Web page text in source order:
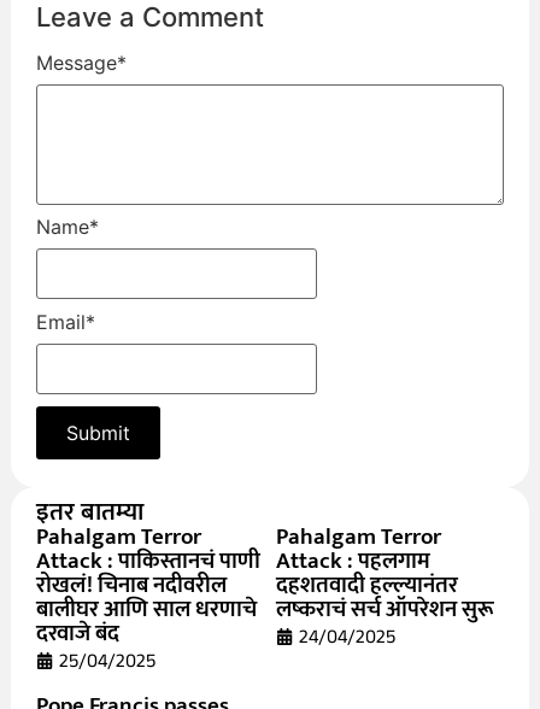
Leave a Comment
Message*
Name*
Email*
इतर बातम्या
Pahalgam Terror
Attack : पाकिस्तानचं पाणी
रोखलं! चिनाब नदीवरील
बालीघर आणि साल धरणाचे
दरवाजे बंद
25/04/2025
Pahalgam Terror
Attack : पहलगाम
दहशतवादी हल्ल्यानंतर
लष्कराचं सर्च ऑपरेशन सुरू
24/04/2025